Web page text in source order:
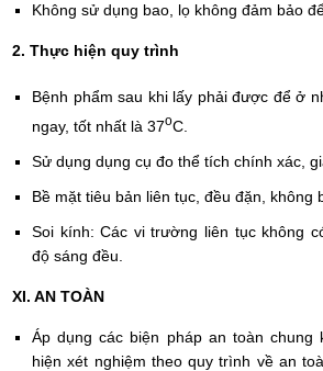
Không sử dụng bao, lọ không đảm bảo
2. Thực hiện quy trình
Bệnh phẩm sau khi lấy phải được để ở
ngay, tốt nhất là 37oC.
Sử dụng dụng cụ đo thể tích chính xác,
Bề mặt tiêu bản liên tục, đều đặn, không
Soi kính: Các vi trường liên tục không
độ sáng đều.
XI. AN TOÀN
Áp dụng các biện pháp an toàn
hiện xét nghiệm theo quy trình về an